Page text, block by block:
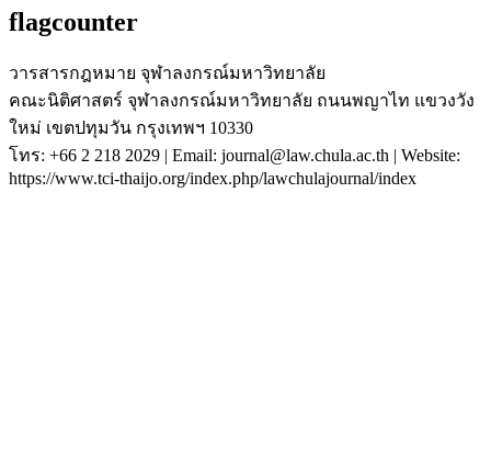
flagcounter
วารสารกฎหมาย จุฬาลงกรณ์มหาวิทยาลัย
คณะนิติศาสตร์ จุฬาลงกรณ์มหาวิทยาลัย ถนนพญาไท แขวงวัง
ใหม่ เขตปทุมวัน กรุงเทพฯ 10330
โทร: +66 2 218 2029 | Email: journal@law.chula.ac.th | Website:
https://www.tci-thaijo.org/index.php/lawchulajournal/index